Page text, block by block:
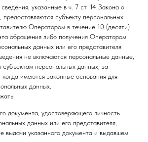
указанные в ч. 7 ст. 14 Закона о
субъекту персональных
Оператором в течение 10 (десяти)
обращения либо получения Оператором
данных или его представителя.
не включаются персональные данные,
субъектам персональных данных, за
когда имеются законные основания для
данных.
документа, удостоверяющего личность
данных или его представителя,
выдачи указанного документа и выдавшем